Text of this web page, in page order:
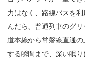
力はなく、路線バスを
んだら、普通列車のグ
道本線から常磐線直通
する瞬間まで、深い眠り